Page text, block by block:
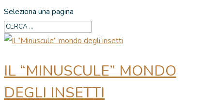
Seleziona una pagina
IL “MINUSCULE” MONDO
DEGLI INSETTI